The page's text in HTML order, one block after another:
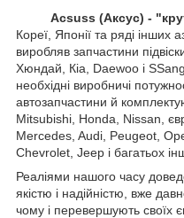
Acsuss (Аксус) -
Кореї, Японії та ряді інших
виробляв запчастини
Хюндай, Кіа, Daewoo і
необхідні виробничі
автозапчастини й
Mitsubishi, Honda, Nissan,
Mercedes, Audi, Peugeot,
Chevrolet, Jeep і багатьох
Реаліями нашого часу
якістю і надійністю, вже
чому і перевершують своїх